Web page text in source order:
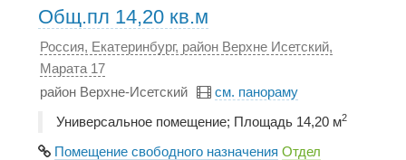
Общ.пл 14,20 кв.м
Россия, Екатеринбург, район Верхне Исетский,
Марата 17
район Верхне-Исетский
см. панораму
Универсальное помещение; Площадь 14,20 м2
Помещение свободного назначения Отдел